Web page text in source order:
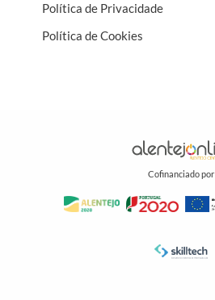
Política de Privacidade
Política de Cookies
Cofinanciado por